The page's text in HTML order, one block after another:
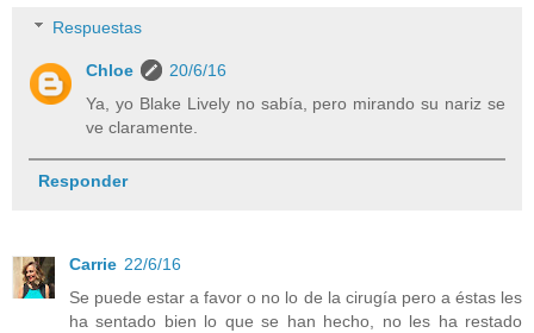
Respuestas
Chloe
20/6/16
Ya, yo Blake Lively no sabía, pero mirando su nariz se
ve claramente.
Responder
Carrie 22/6/16
Se puede estar a favor o no lo de la cirugía pero a éstas les
ha sentado bien lo que se han hecho, no les ha restado